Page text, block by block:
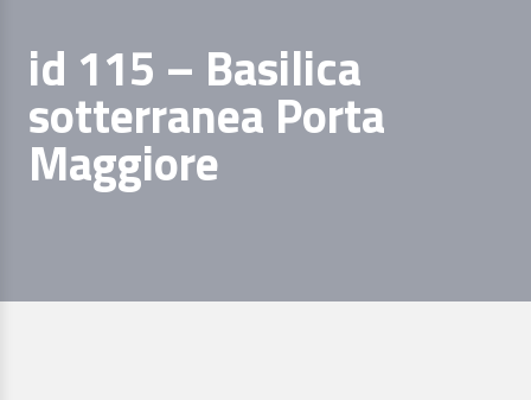
id 115 – Basilica
sotterranea Porta
Maggiore